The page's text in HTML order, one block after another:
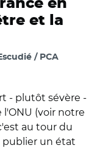
en
et la
/ PCA
- plutôt sévère -
(voir notre
au tour du
publier un état